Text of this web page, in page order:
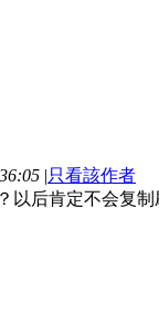
|只看該作者
以后肯定不会复